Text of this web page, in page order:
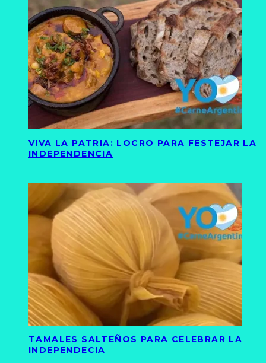
VIVA LA PATRIA: LOCRO PARA FESTEJAR LA
INDEPENDENCIA
TAMALES SALTEÑOS PARA CELEBRAR LA
INDEPENDECIA